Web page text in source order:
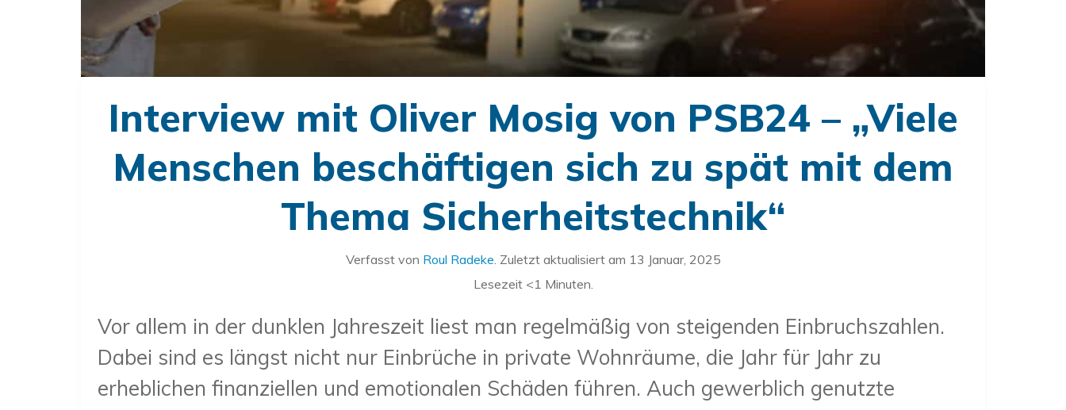
Interview mit Oliver Mosig von PSB24 – „Viele
Menschen beschäftigen sich zu spät mit dem
Thema Sicherheitstechnik“
Verfasst von Roul Radeke. Zuletzt aktualisiert am 13 Januar, 2025
Lesezeit <1 Minuten.
Vor allem in der dunklen Jahreszeit liest man regelmäßig von steigenden Einbruchszahlen.
Dabei sind es längst nicht nur Einbrüche in private Wohnräume, die Jahr für Jahr zu
erheblichen finanziellen und emotionalen Schäden führen. Auch gewerblich genutzte